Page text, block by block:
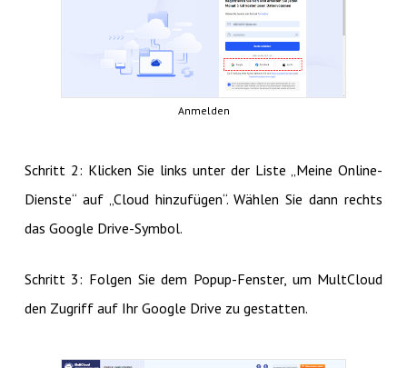
Anmelden
Schritt 2: Klicken Sie links unter der Liste „Meine Online-
Dienste“ auf „Cloud hinzufügen“. Wählen Sie dann rechts
das Google Drive-Symbol.
Schritt 3: Folgen Sie dem Popup-Fenster, um MultCloud
den Zugriff auf Ihr Google Drive zu gestatten.